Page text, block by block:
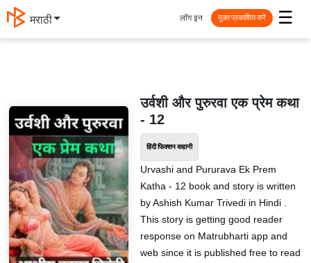
मराठी ☰
लॉग इन मुक्त प्रकाशित करें
उर्वशी और पुरुरवा एक प्रेम कथा
- 12
हिंदी फिक्शन कहानी
Urvashi and Pururava Ek Prem
Katha - 12 book and story is written
by Ashish Kumar Trivedi in Hindi .
This story is getting good reader
response on Matrubharti app and
web since it is published free to read